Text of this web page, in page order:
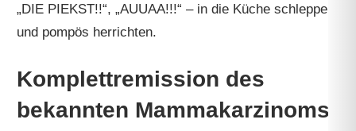
„DIE PIEKST!!“, „AUUAA!!!“ – in die Küche schleppen
und pompös herrichten.
Komplettremission des
bekannten Mammakarzinoms